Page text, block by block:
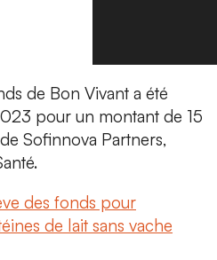
de Bon Vivant a été
pour un montant de 15
Sofinnova Partners,
des fonds pour
de lait sans vache